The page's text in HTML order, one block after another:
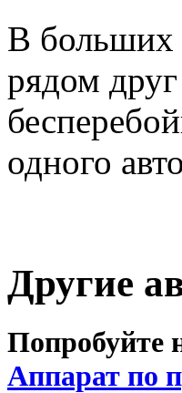
В больших
рядом
одного
Другие
Попробуйте
Аппарат по